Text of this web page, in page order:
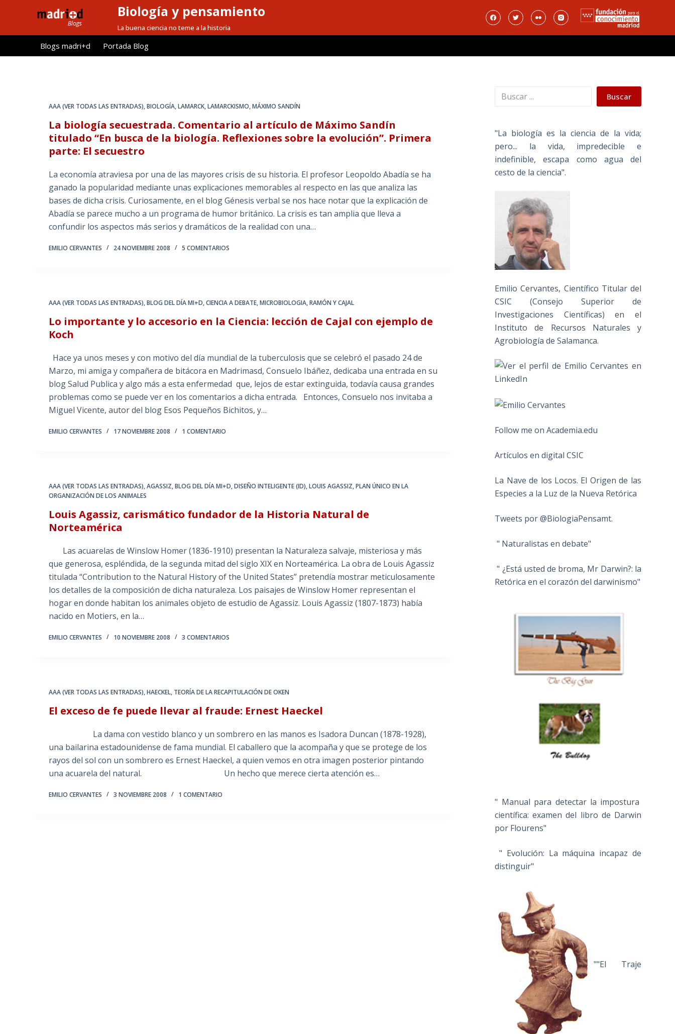
l
Biología y pensamiento
La buena ciencia no teme a la historia
Blogs madri+d Portada Blog
AAA (VER TODAS LAS ENTRADAS),BIOLOGÍA,LAMARCK,LAMARCKISMO,MÁXIMO SANDÍN
La biología secuestrada. Comentario al artículo de Máximo Sandín
titulado “En busca de la biología. Reflexiones sobre la evolución”. Primera
parte: El secuestro
La economía atraviesa por una de las mayores crisis de su historia. El profesor Leopoldo Abadía se ha
ganado la popularidad mediante unas explicaciones memorables al respecto en las que analiza las
bases de dicha crisis. Curiosamente, en el blog Génesis verbal se nos hace notar que la explicación de
Abadía se parece mucho a un programa de humor británico. La crisis es tan amplia que lleva a
confundir los aspectos más serios y dramáticos de la realidad con una…
EMILIO CERVANTES 24 NOVIEMBRE 2008 5 COMENTARIOS
AAA (VER TODAS LAS ENTRADAS),BLOG DEL DÍA MI+D,CIENCIA A DEBATE,MICROBIOLOGIA,RAMÓN Y CAJAL
Lo importante y lo accesorio en la Ciencia: lección de Cajal con ejemplo de
Koch
Hace ya unos meses y con motivo del día mundial de la tuberculosis que se celebró el pasado 24 de
Marzo, mi amiga y compañera de bitácora en Madrimasd, Consuelo Ibáñez, dedicaba una entrada en su
blog Salud Publica y algo más a esta enfermedad que, lejos de estar extinguida, todavía causa grandes
problemas como se puede ver en los comentarios a dicha entrada. Entonces, Consuelo nos invitaba a
Miguel Vicente, autor del blog Esos Pequeños Bichitos, y…
EMILIO CERVANTES 17 NOVIEMBRE 2008 1 COMENTARIO
AAA (VER TODAS LAS ENTRADAS),AGASSIZ,BLOG DEL DÍA MI+D,DISEÑO INTELIGENTE (ID),LOUIS AGASSIZ,PLAN ÚNICO EN LA
ORGANIZACIÓN DE LOS ANIMALES
Louis Agassiz, carismático fundador de la Historia Natural de
Norteamérica
Las acuarelas de Winslow Homer (1836-1910) presentan la Naturaleza salvaje, misteriosa y más
que generosa, espléndida, de la segunda mitad del siglo XIX en Norteamérica. La obra de Louis Agassiz
titulada “Contribution to the Natural History of the United States” pretendía mostrar meticulosamente
los detalles de la composición de dicha naturaleza. Los paisajes de Winslow Homer representan el
hogar en donde habitan los animales objeto de estudio de Agassiz. Louis Agassiz (1807-1873) había
nacido en Motiers, en la…
EMILIO CERVANTES 10 NOVIEMBRE 2008 3 COMENTARIOS
AAA (VER TODAS LAS ENTRADAS),HAECKEL, TEORÍA DE LA RECAPITULACIÓN DE OKEN
El exceso de fe puede llevar al fraude: Ernest Haeckel
La dama con vestido blanco y un sombrero en las manos es Isadora Duncan (1878-1928),
una bailarina estadounidense de fama mundial. El caballero que la acompaña y que se protege de los
rayos del sol con un sombrero es Ernest Haeckel, a quien vemos en otra imagen posterior pintando
una acuarela del natural. Un hecho que merece cierta atención es…
EMILIO CERVANTES 3 NOVIEMBRE 2008 1 COMENTARIO
Buscar Buscar
"La biología es la ciencia de la vida;
pero... la vida, impredecible e
indefinible, escapa como agua del
cesto de la ciencia".
Emilio Cervantes, Científico Titular del
CSIC (Consejo Superior de
Investigaciones Científicas) en el
Instituto de Recursos Naturales y
Agrobiología de Salamanca.
Follow me on Academia.edu
Artículos en digital CSIC
La Nave de los Locos. El Origen de las
Especies a la Luz de la Nueva Retórica
Tweets por @BiologiaPensamt.
" Naturalistas en debate"
" ¿Está usted de broma, Mr Darwin?: la
Retórica en el corazón del darwinismo"
" Manual para detectar la impostura
científica: examen del libro de Darwin
por Flourens"
" Evolución: La máquina incapaz de
distinguir"
""El Traje